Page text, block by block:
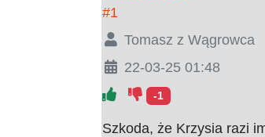
#1
Tomasz z Wągrowca
22-03-25 01:48
-1
Szkoda, że Krzysia razi